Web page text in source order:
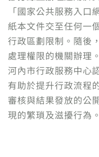
「國家公共服務入
紙本文件交至任何一
行政區劃限制。隨後
處理權限的機關辦理。
河內市行政服務中心
有助於提升行政流程
審核與結果發放的公
現的繁瑣及滋擾行為。